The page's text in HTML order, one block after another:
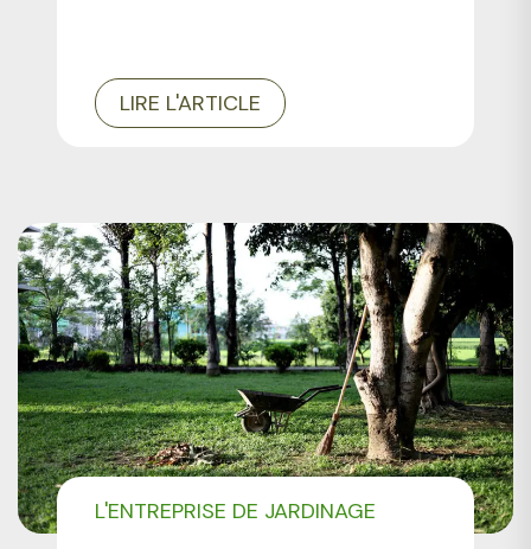
LIRE L'ARTICLE
L'ENTREPRISE DE JARDINAGE